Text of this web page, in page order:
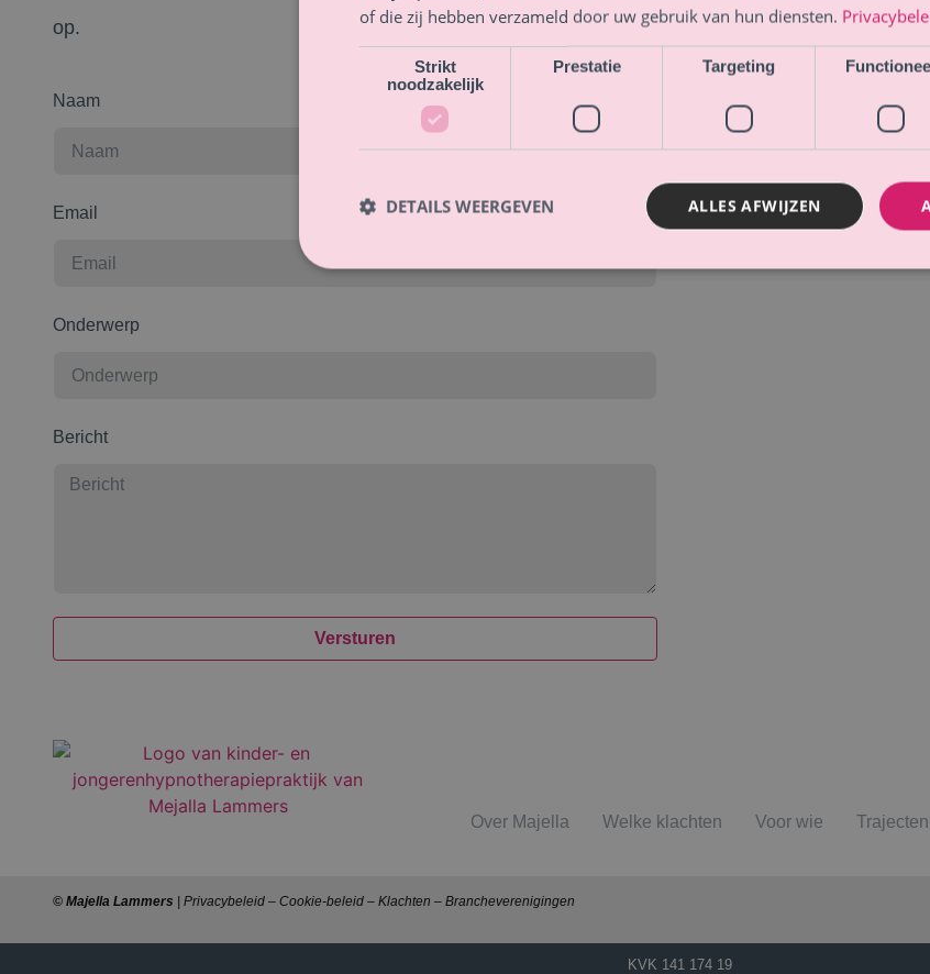
op.
Naam
Email
Onderwerp
Bericht
Versturen
Over Majella Welke klachten Voor wie Trajecten
© Majella Lammers | Privacybeleid – Cookie-beleid – Klachten – Brancheverenigingen
KVK 141 174 19
of die zij hebben verzameld door uw gebruik van hun diensten.
Strikt
noodzakelijk
Prestatie Targeting
ALLES AFWIJZEN
DETAILS WEERGEVEN